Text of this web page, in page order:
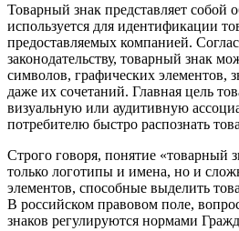
Товарный знак представляет собой
используется для идентификации
предоставляемых компанией.
законодательству, товарный знак
символов, графических элементов,
даже их сочетаний. Главная цель
визуальную или аудитивную
потребителю быстро распознать
Строго говоря, понятие «товарный
только логотипы и имена, но и
элементов, способные выделить
В российском правовом поле,
знаков регулируются нормами